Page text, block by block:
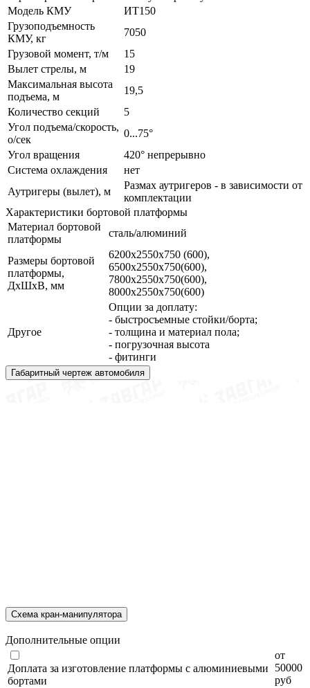
Модель КМУ
ИТ150
Грузоподъемность
КМУ, кг
7050
Грузовой момент, т/м
15
Вылет стрелы, м
19
Максимальная высота
подъема, м
19,5
Количество секций
5
Угол подъема/скорость,
о/сек
0...75°
Угол вращения
420° непрерывно
Система охлаждения
нет
Аутригеры (вылет), м
Размах аутригеров - в зависимости от
комплектации
Характеристики бортовой платформы
Материал бортовой
платформы
сталь/алюминий
Размеры бортовой
платформы,
ДхШхВ, мм
6200х2550х750 (600),
6500х2550х750(600),
7800х2550х750(600),
8000х2550х750(600)
Другое
Опции за доплату:
- быстросъемные стойки/борта;
- толщина и материал пола;
- погрузочная высота
- фитинги
Габаритный чертеж автомобиля
Схема кран-манипулятора
Дополнительные опции
Доплата за изготовление платформы с алюминиевыми
бортами
от
50000
руб